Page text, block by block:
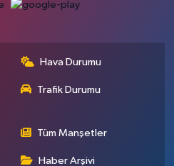
Hava Durumu
Trafik Durumu
Tüm Manşetler
Haber Arşivi